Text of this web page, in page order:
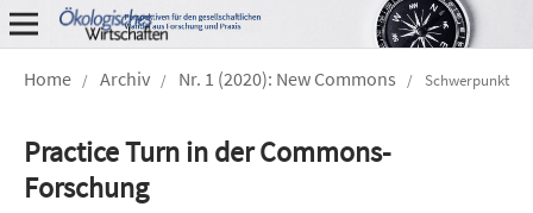
Home / Archiv / Nr. 1 (2020): New Commons / Schwerpunkt
Practice Turn in der Commons-
Forschung